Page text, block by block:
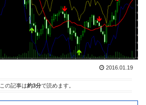
2016.01.19
この記事は約3分で読めます。